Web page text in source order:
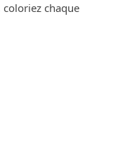
coloriez chaque